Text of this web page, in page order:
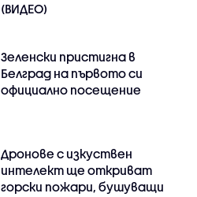
(ВИДЕО)
Зеленски пристигна в
Белград на първото си
официално посещение
Дронове с изкуствен
интелект ще откриват
горски пожари, бушуващи